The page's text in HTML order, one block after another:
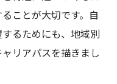
ことが大切です。自
るためにも、地域別
リアパスを描きまし